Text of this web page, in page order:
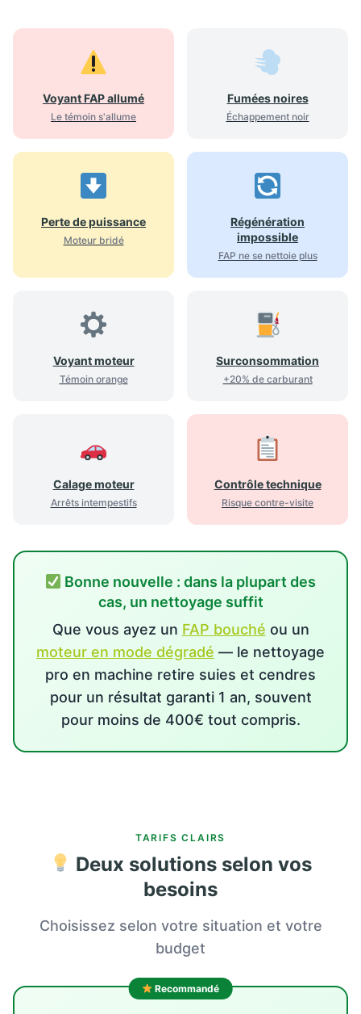
Voyant FAP allumé
Le témoin s'allume
Fumées noires
Échappement noir
Perte de puissance
Moteur bridé
Régénération
impossible
FAP ne se nettoie plus
Voyant moteur
Témoin orange
Surconsommation
+20% de carburant
Calage moteur
Arrêts intempestifs
Contrôle technique
Risque contre-visite
Bonne nouvelle : dans la plupart des
cas, un nettoyage suffit
Que vous ayez un FAP bouché ou un
moteur en mode dégradé — le nettoyage
pro en machine retire suies et cendres
pour un résultat garanti 1 an, souvent
pour moins de 400€ tout compris.
TARIFS CLAIRS
Deux solutions selon vos
besoins
Choisissez selon votre situation et votre
budget
Recommandé